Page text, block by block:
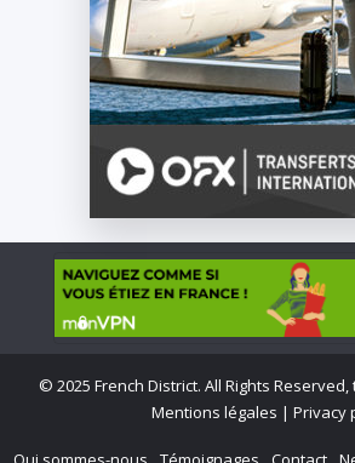
© 2025 French District. All Rights
Mentions légales | Privacy